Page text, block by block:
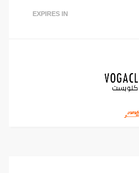
EXPIRES IN